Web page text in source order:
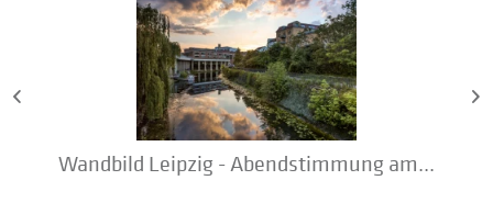
Wandbild Leipzig - Abendstimmung am...